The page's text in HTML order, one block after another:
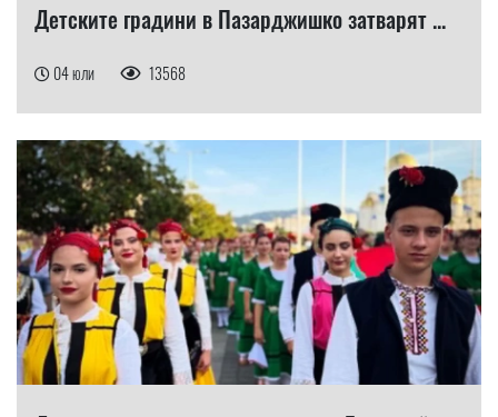
Детските градини в Пазарджишко затварят ...
04 юли 13568